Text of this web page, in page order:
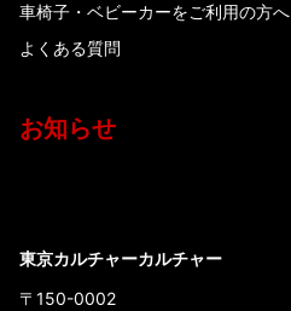
車椅子・ベビーカーをご利用の方へ
よくある質問
お知らせ
東京カルチャーカルチャー
〒150-0002